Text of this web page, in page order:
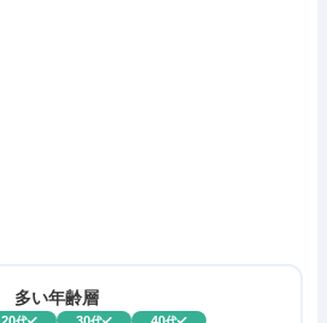
多い年齢層